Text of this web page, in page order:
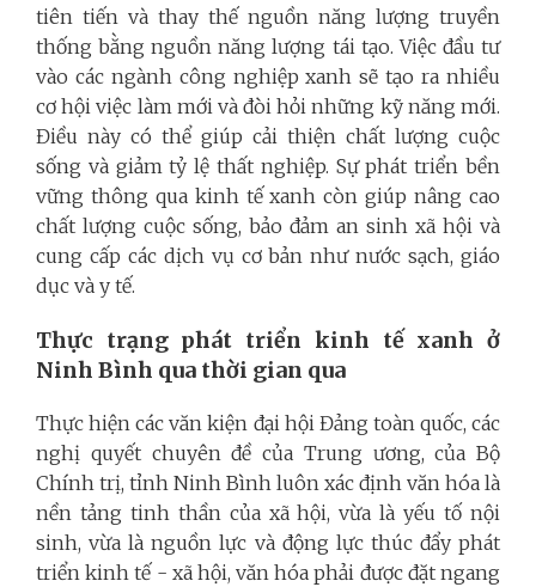
tiên tiến và thay thế nguồn năng lượng truyền
thống bằng nguồn năng lượng tái tạo. Việc đầu tư
vào các ngành công nghiệp xanh sẽ tạo ra nhiều
cơ hội việc làm mới và đòi hỏi những kỹ năng mới.
Điều này có thể giúp cải thiện chất lượng cuộc
sống và giảm tỷ lệ thất nghiệp. Sự phát triển bền
vững thông qua kinh tế xanh còn giúp nâng cao
chất lượng cuộc sống, bảo đảm an sinh xã hội và
cung cấp các dịch vụ cơ bản như nước sạch, giáo
dục và y tế.
Thực trạng phát triển kinh tế xanh ở
Ninh Bình qua thời gian qua
Thực hiện các văn kiện đại hội Đảng toàn quốc, các
nghị quyết chuyên đề của Trung ương, của Bộ
Chính trị, tỉnh Ninh Bình luôn xác định văn hóa là
nền tảng tinh thần của xã hội, vừa là yếu tố nội
sinh, vừa là nguồn lực và động lực thúc đẩy phát
triển kinh tế - xã hội, văn hóa phải được đặt ngang